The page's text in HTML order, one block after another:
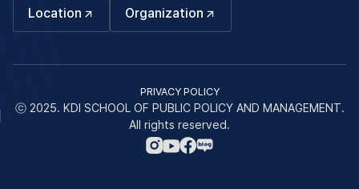
Location Organization
PRIVACY POLICY
ⓒ 2025. KDI SCHOOL OF PUBLIC POLICY AND MANAGEMENT.
All rights reserved.
인
유
페
네